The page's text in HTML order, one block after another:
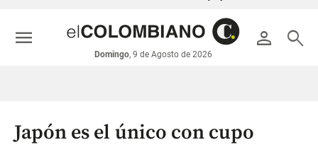
económicos
Colombia
person search
Domingo, 9 de Agosto de 2026
menu
Japón es el único con cupo